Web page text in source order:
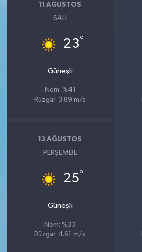
11 AĞUSTOS
SALI
23°
Güneşli
Nem: %41
Rüzgar: 3.89 m/s
13 AĞUSTOS
PERŞEMBE
25°
Güneşli
Nem: %33
Rüzgar: 4.61 m/s